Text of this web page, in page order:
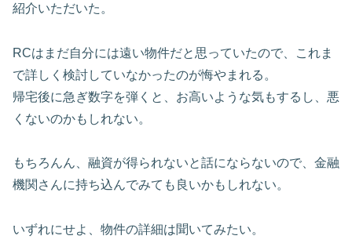
紹介いただいた。
RCはまだ自分には遠い物件だと思っていたので、これま
で詳しく検討していなかったのが悔やまれる。
帰宅後に急ぎ数字を弾くと、お高いような気もするし、悪
くないのかもしれない。
もちろんん、融資が得られないと話にならないので、金融
機関さんに持ち込んでみても良いかもしれない。
いずれにせよ、物件の詳細は聞いてみたい。